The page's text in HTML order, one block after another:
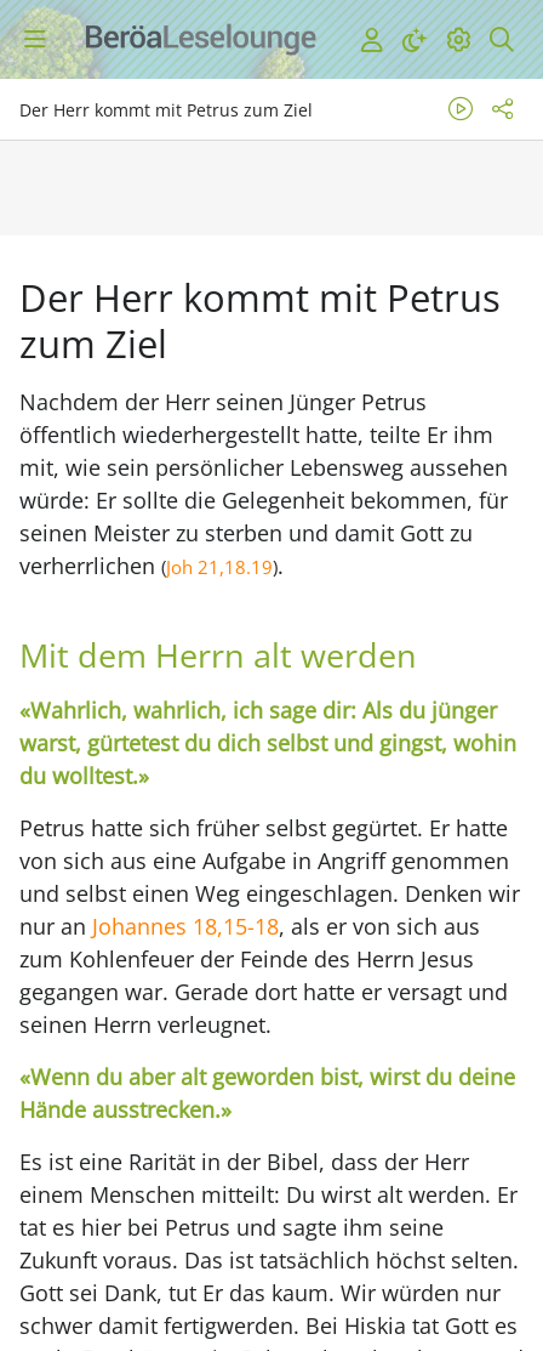
Der Herr kommt mit Petrus zum Ziel
Der Herr kommt mit Petrus
zum Ziel
Nachdem der Herr seinen Jünger Petrus
öffentlich wiederhergestellt hatte, teilte Er ihm
mit, wie sein persönlicher Lebensweg aussehen
würde: Er sollte die Gelegenheit bekommen, für
seinen Meister zu sterben und damit Gott zu
verherrlichen (Joh 21,18.19).
Mit dem Herrn alt werden
«Wahrlich, wahrlich, ich sage dir: Als du jünger
warst, gürtetest du dich selbst und gingst, wohin
du wolltest.»
Petrus hatte sich früher selbst gegürtet. Er hatte
von sich aus eine Aufgabe in Angriff genommen
und selbst einen Weg eingeschlagen. Denken wir
nur an Johannes 18,15-18, als er von sich aus
zum Kohlenfeuer der Feinde des Herrn Jesus
gegangen war. Gerade dort hatte er versagt und
seinen Herrn verleugnet.
«Wenn du aber alt geworden bist, wirst du deine
Hände ausstrecken.»
Es ist eine Rarität in der Bibel, dass der Herr
einem Menschen mitteilt: Du wirst alt werden. Er
tat es hier bei Petrus und sagte ihm seine
Zukunft voraus. Das ist tatsächlich höchst selten.
Gott sei Dank, tut Er das kaum. Wir würden nur
schwer damit fertigwerden. Bei Hiskia tat Gott es